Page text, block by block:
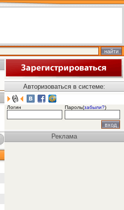
Авторизоваться в системе:
Логин Пароль(забыли?)
Реклама